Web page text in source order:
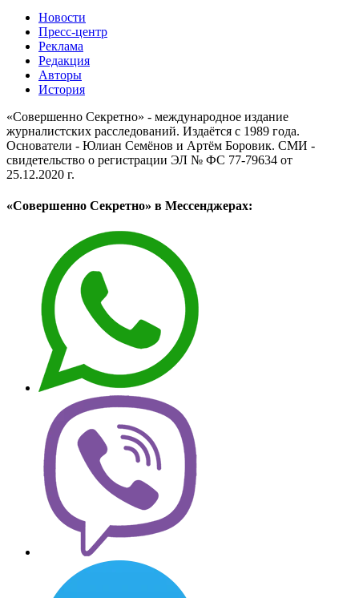
Новости
Пресс-центр
Реклама
Редакция
Авторы
История
«Совершенно Секретно» - международное издание
журналистских расследований. Издаётся с 1989 года.
Основатели - Юлиан Семёнов и Артём Боровик. CМИ -
свидетельство о регистрации ЭЛ № ФС 77-79634 от
25.12.2020 г.
«Совершенно Секретно» в Мессенджерах: